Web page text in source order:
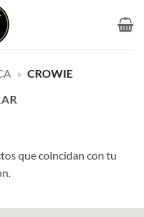
» CROWIE
que coincidan con tu